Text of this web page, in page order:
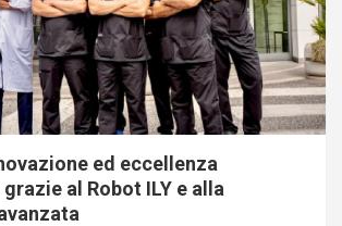
ed eccellenza
al Robot ILY e alla